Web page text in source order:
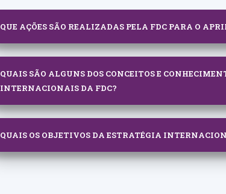
QUE AÇÕES SÃO REALIZADAS PELA FDC PARA O
QUAIS SÃO ALGUNS DOS CONCEITOS E
INTERNACIONAIS DA FDC?
QUAIS OS OBJETIVOS DA ESTRATÉGIA